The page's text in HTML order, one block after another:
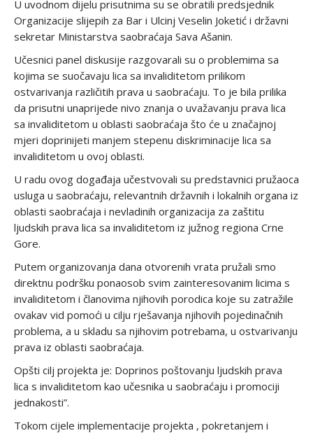
U uvodnom dijelu prisutnima su se obratili predsjednik
Organizacije slijepih za Bar i Ulcinj Veselin Joketić i državni
sekretar Ministarstva saobraćaja Sava Ašanin.
Učesnici panel diskusije razgovarali su o problemima sa
kojima se suočavaju lica sa invaliditetom prilikom
ostvarivanja različitih prava u saobraćaju. To je bila prilika
da prisutni unaprijede nivo znanja o uvažavanju prava lica
sa invaliditetom u oblasti saobraćaja što će u značajnoj
mjeri doprinijeti manjem stepenu diskriminacije lica sa
invaliditetom u ovoj oblasti.
U radu ovog događaja učestvovali su predstavnici pružaoca
usluga u saobraćaju, relevantnih državnih i lokalnih organa iz
oblasti saobraćaja i nevladinih organizacija za zaštitu
ljudskih prava lica sa invaliditetom iz južnog regiona Crne
Gore.
Putem organizovanja dana otvorenih vrata pružali smo
direktnu podršku ponaosob svim zainteresovanim licima s
invaliditetom i članovima njihovih porodica koje su zatražile
ovakav vid pomoći u cilju rješavanja njihovih pojedinačnih
problema, a u skladu sa njihovim potrebama, u ostvarivanju
prava iz oblasti saobraćaja.
Opšti cilj projekta je: Doprinos poštovanju ljudskih prava
lica s invaliditetom kao učesnika u saobraćaju i promociji
jednakosti”.
Tokom cijele implementacije projekta , pokretanjem i